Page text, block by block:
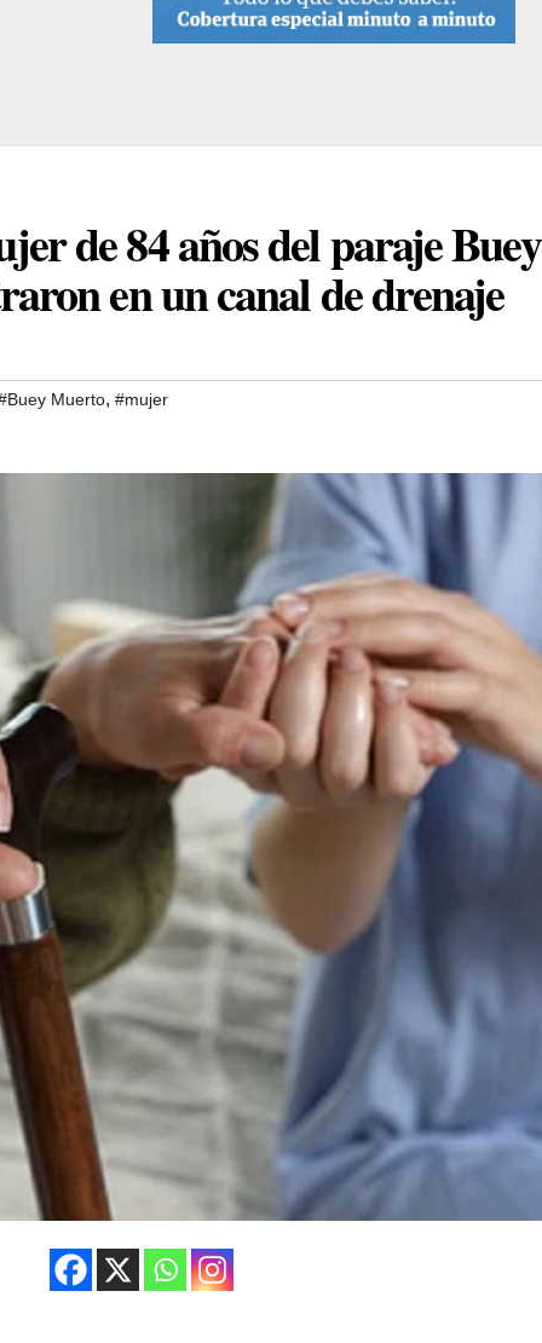
de 84 años del paraje Buey
en un canal de drenaje
Muerto, #mujer